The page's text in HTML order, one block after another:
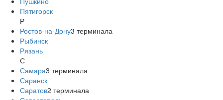
Пятигорск
Р
Ростов-на-Дону3 терминала
Рыбинск
Рязань
С
Самара3 терминала
Саранск
Саратов2 терминала